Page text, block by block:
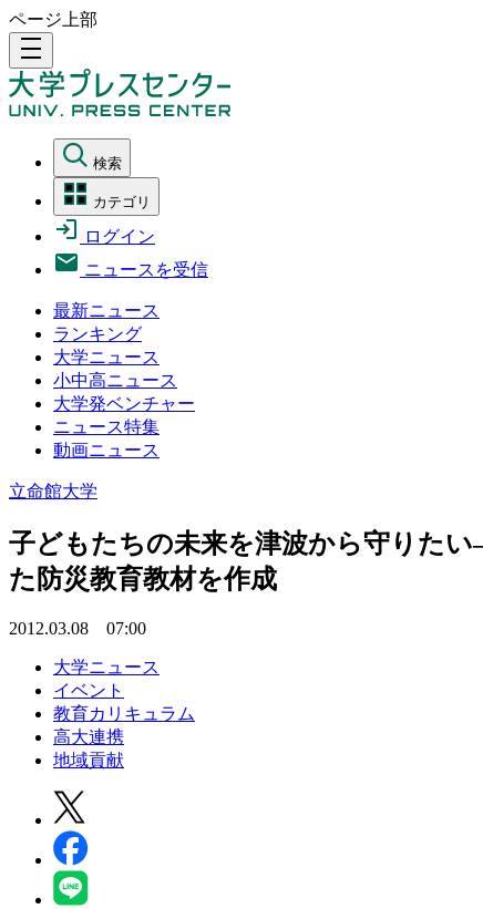
ページ上部
density_medium
検索
カテゴリ
ログイン
ニュースを受信
最新ニュース
ランキング
大学ニュース
小中高ニュース
大学発ベンチャー
ニュース特集
動画ニュース
立命館大学
子どもたちの未来を津波から守りた
た防災教育教材を作成
2012.03.08 07:00
大学ニュース
イベント
教育カリキュラム
高大連携
地域貢献